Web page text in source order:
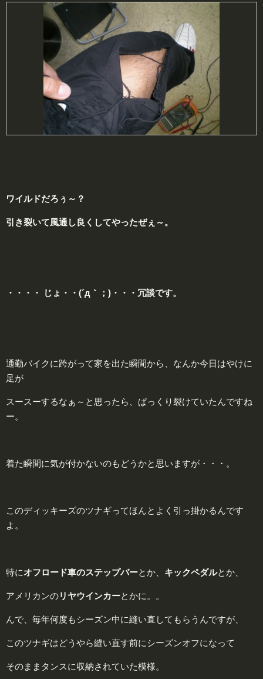
ワイルドだろぅ～？
引き裂いて風通し良くしてやったぜぇ～。
・・・・ じょ・・(´д｀；)・・・冗談です。
通勤バイクに跨がって家を出た瞬間から、なんか今日はやけに
足が
スースーするなぁ～と思ったら、ぱっくり裂けていたんですね
ー。
着た瞬間に気が付かないのもどうかと思いますが・・・。
このディッキーズのツナギってほんとよく引っ掛かるんです
よ。
特にオフロード車のステップバーとか、 キックペダルとか、
アメリカンのリヤウインカーとかに。。
んで、毎年何度もシーズン中に縫い直してもらうんですが、
このツナギはどうやら縫い直す前にシーズンオフになって
そのままタンスに収納されていた模様。